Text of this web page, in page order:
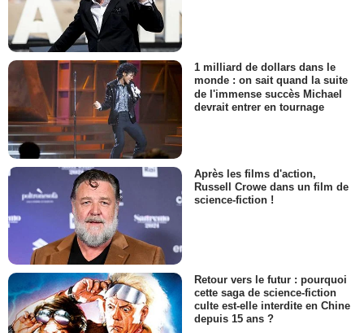
1 milliard de dollars dans le
monde : on sait quand la suite
de l'immense succès Michael
devrait entrer en tournage
Après les films d'action,
Russell Crowe dans un film de
science-fiction !
Retour vers le futur : pourquoi
cette saga de science-fiction
culte est-elle interdite en Chine
depuis 15 ans ?